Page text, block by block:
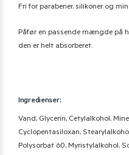
Fri for parabener, silikoner og
Påfør en passende mængde på
den er helt absorberet.
Ingredienser:
Vand, Glycerin, Cetylalkohol,
Cyclopentasiloxan,
Polysorbat 60, Myristylalkohol,